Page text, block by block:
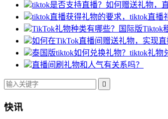
tiktok是否支持直播？如何赠送礼物，
tiktok直播获得礼物的要求，tiktok直播
TikTok礼物种类有哪些？国际版Tiktok
如何在TikTok直播间赠送礼物，实现
泰国版tiktok如何兑换礼物？tiktok礼物
直播间刷礼物和人气有关系吗？

快讯